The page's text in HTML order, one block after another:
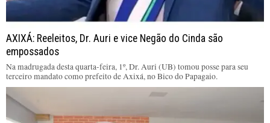
AXIXÁ: Reeleitos, Dr. Auri e vice Negão do Cinda são
empossados
Na madrugada desta quarta-feira, 1º, Dr. Auri (UB) tomou posse para seu
terceiro mandato como prefeito de Axixá, no Bico do Papagaio.